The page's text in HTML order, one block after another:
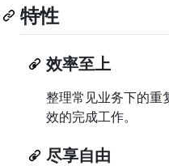
特性
效率至上
整理常见业务下的重
效的完成工作。
尽享自由